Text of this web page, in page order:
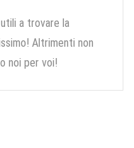
a trovare la
Altrimenti non
noi per voi!